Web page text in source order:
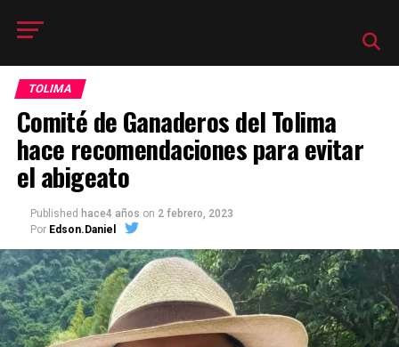
TOLIMA
Comité de Ganaderos del Tolima
hace recomendaciones para evitar
el abigeato
Published hace4 años on 2 febrero, 2023
Por Edson.Daniel